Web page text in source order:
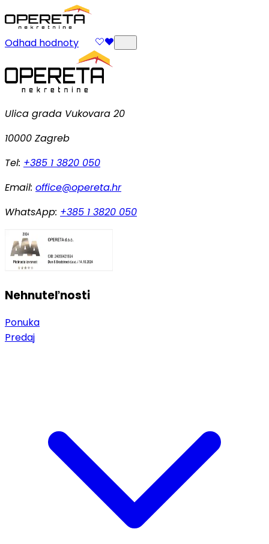
Odhad hodnoty
Ulica grada Vukovara 20
10000 Zagreb
Tel: +385 1 3820 050
Email: office@opereta.hr
WhatsApp: +385 1 3820 050
Nehnuteľnosti
Ponuka
Predaj